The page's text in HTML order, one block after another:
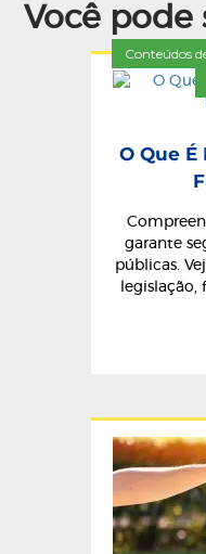
Você pode
Conteúdos
O Que É
garante
públicas.
legislação,